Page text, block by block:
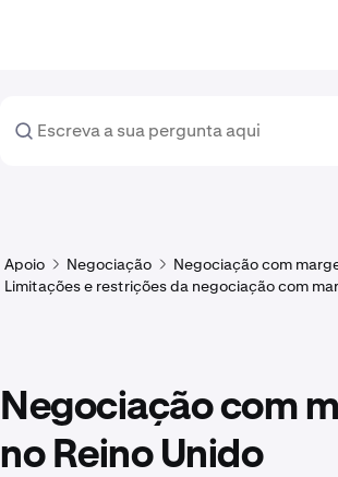
Apoio Negociação
Negociação com
Limitações e restrições da negociação com
Negociação com
no Reino Unido